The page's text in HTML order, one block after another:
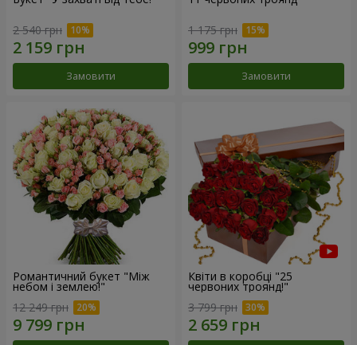
2 540 грн
Замовити
1 175 грн
Замовити
Романтичний букет "Між
небом і землею!"
12 249 грн
Квіти в коробці "25
червоних троянд!"
3 799 грн